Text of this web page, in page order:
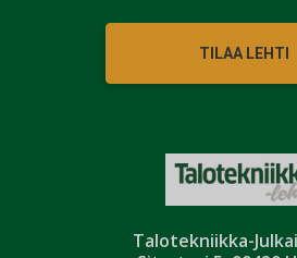
Talotekniikka-
TILAA LEHTI